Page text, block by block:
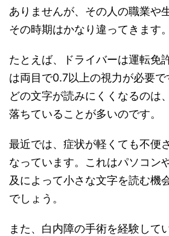
ありませんが、その人の職業や
その時期はかなり違ってきます。
たとえば、ドライバーは運転免
は両目で0.7以上の視力が必要
どの文字が読みにくくなるのは
落ちていることが多いのです。
最近では、症状が軽くても不便
なっています。これはパソコン
及によって小さな文字を読む機
でしょう。
また、白内障の手術を経験して